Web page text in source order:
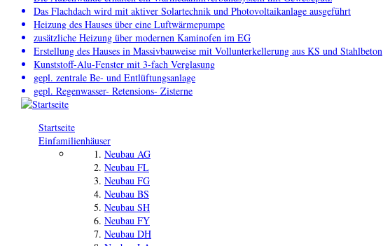
Das Flachdach wird mit aktiver Solartechnik und Photovoltaikanlage ausgeführt
Heizung des Hauses über eine Luftwärmepumpe
zusätzliche Heizung über modernen Kaminofen im EG
Erstellung des Hauses in Massivbauweise mit Vollunterkellerung aus KS und Stahlbeton
Kunststoff-Alu-Fenster mit 3-fach Verglasung
gepl. zentrale Be- und Entlüftungsanlage
gepl. Regenwasser- Retensions- Zisterne
Startseite
Einfamilienhäuser
Neubau AG
Neubau FL
Neubau FG
Neubau BS
Neubau SH
Neubau FY
Neubau DH